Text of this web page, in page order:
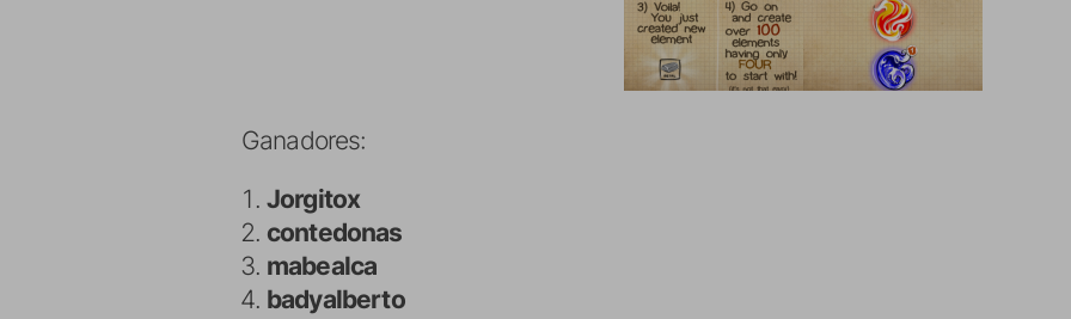
Ganadores:
Jorgitox
contedonas
mabealca
badyalberto